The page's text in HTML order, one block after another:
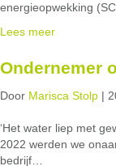
energieopwekking
Lees meer
Ondernemer
Door Marisca Stolp |
‘Het water liep met
2022 werden we
bedrijf…